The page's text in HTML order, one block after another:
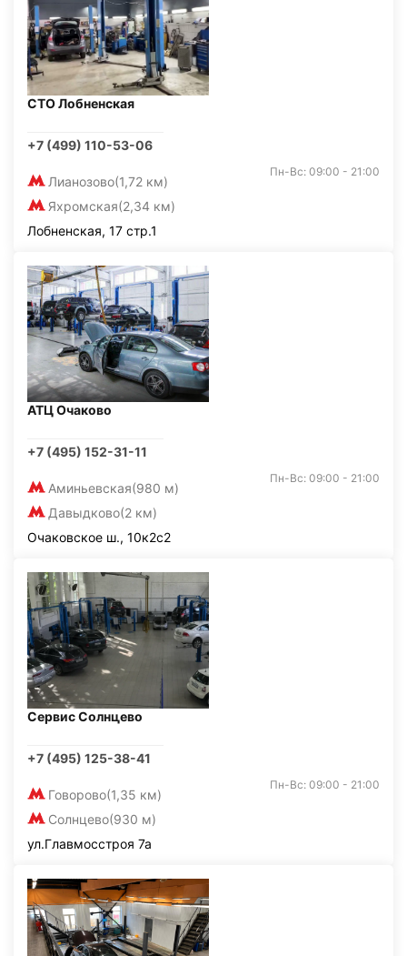
СТО Лобненская
+7 (499) 110-53-06
Лианозово(1,72 км)
Яхромская(2,34 км)
Пн-Вс: 09:00 - 21:00
Лобненская, 17 стр.1
АТЦ Очаково
+7 (495) 152-31-11
Аминьевская(980 м)
Давыдково(2 км)
Пн-Вс: 09:00 - 21:00
Очаковское ш., 10к2с2
Сервис Солнцево
+7 (495) 125-38-41
Говорово(1,35 км)
Солнцево(930 м)
Пн-Вс: 09:00 - 21:00
ул.Главмосстроя 7а